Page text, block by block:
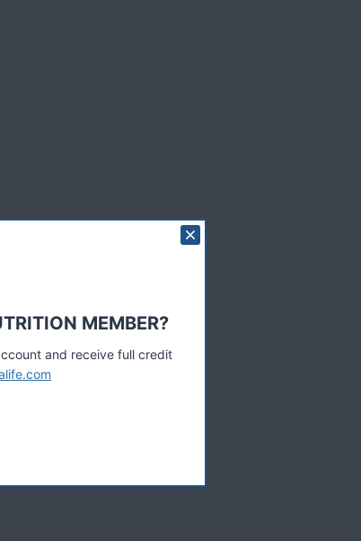
MEMBER?
and receive full credit